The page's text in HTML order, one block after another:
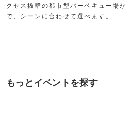
クセス抜群の都市型バーベキュー場
で、シーンに合わせて選べます。
もっとイベントを探す